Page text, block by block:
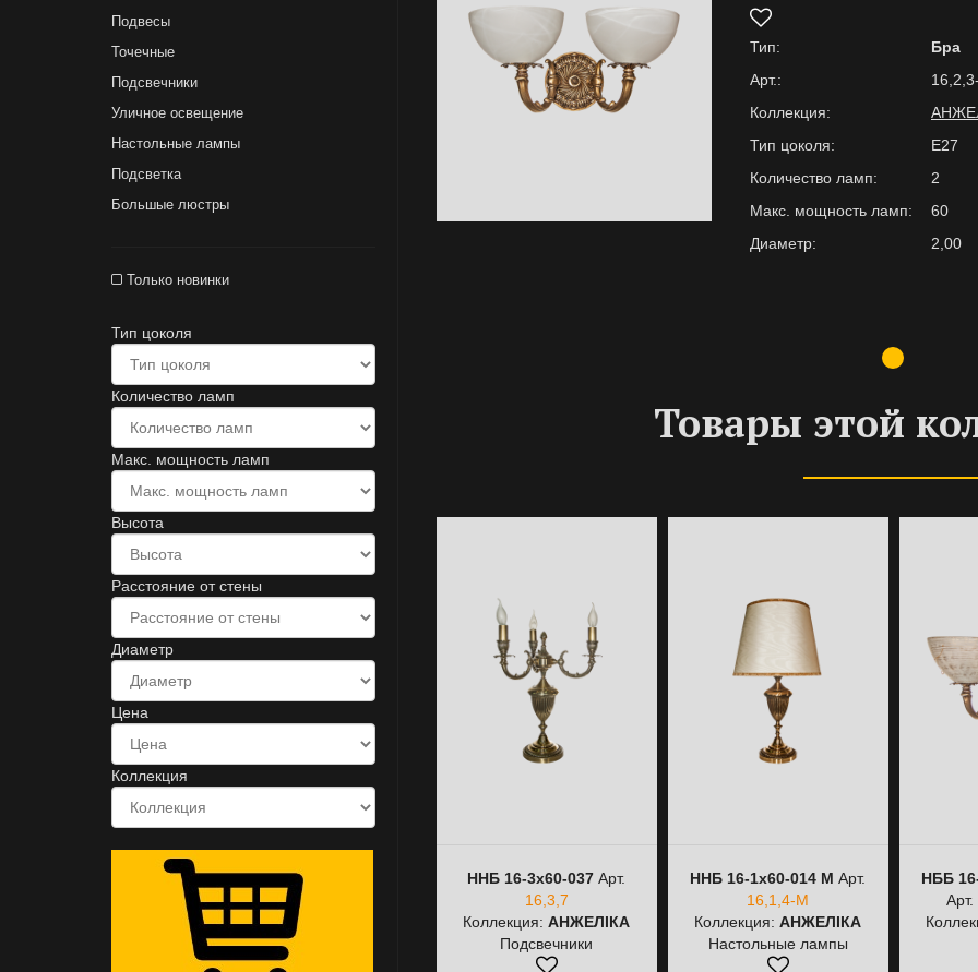
Подвесы
Точечные
Подсвечники
Уличное освещение
Настольные лампы
Подсветка
Большые люстры
Только новинки
Тип цоколя
Количество ламп
Макс. мощность ламп
Высота
Расстояние от стены
Диаметр
Цена
Коллекция
Тип:
Бра
Арт.:
Коллекция:
Тип цоколя:
E27
Количество ламп:
2
Макс. мощность ламп:
60
Диаметр:
2,00
Товары этой
ННБ 16-3х60-037 Арт.
16,3,7
Коллекция: АНЖЕЛІКА
Подсвечники
ННБ 16-1х60-014 M Арт.
16,1,4-M
Коллекция: АНЖЕЛІКА
Настольные лампы
НББ
Арт.